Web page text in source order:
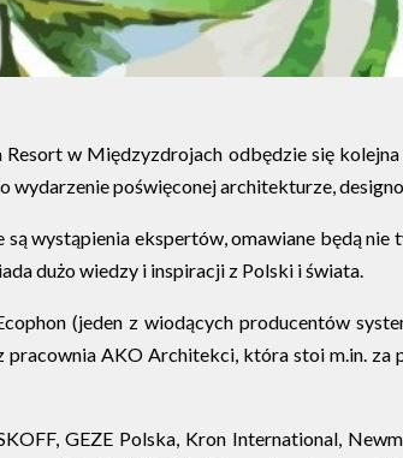
w Międzyzdrojach odbędzie się
wydarzenie poświęconej architekturze,
są wystąpienia ekspertów, omawiane będą
dużo wiedzy i inspiracji z Polski i świata.
(jeden z wiodących producentów
pracownia AKO Architekci, która stoi m.in.
GEZE Polska, Kron International,